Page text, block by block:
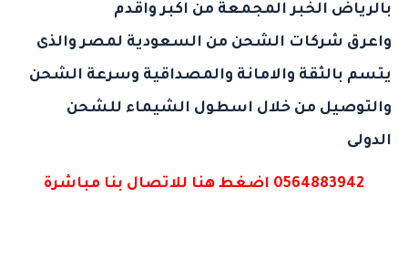
بالرياض الخبر المجمعة من اكبر واقدم
واعرق شركات الشحن من السعودية لمصروالذى
يتسم بالثقة والامانة والمصداقية وسرعة الشحن
والتوصيل من خلال اسطول الشيماء للشحن
الدولى
0564883942 اضغط هنا للاتصال بنا مباشرة